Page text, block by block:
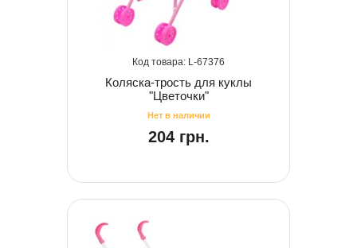
67376
Коляска-трость для куклы
"Цветочки"
204 грн.